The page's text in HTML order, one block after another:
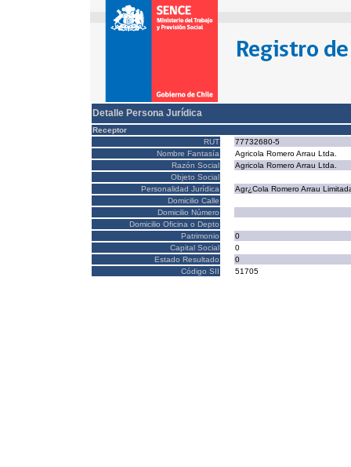
Detalle Persona Jurídica
Receptor
RUT
77732680-5
Nombre Fantasía
Agricola Romero Arrau Ltda.
Razón Social
Agricola Romero Arrau Ltda.
Objeto Social
Personalidad Jurídica
Agr¿Cola Romero Arrau
Domicilio Calle
Domicilio Número
Domicilio Oficina o Depto
Patrimonio
0
Capital Social
0
Estado Resultado
0
Código SII
51705